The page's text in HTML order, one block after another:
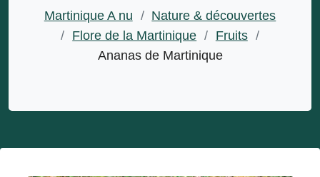
Martinique A nu / Nature & découvertes
/ Flore de la Martinique / Fruits /
Ananas de Martinique